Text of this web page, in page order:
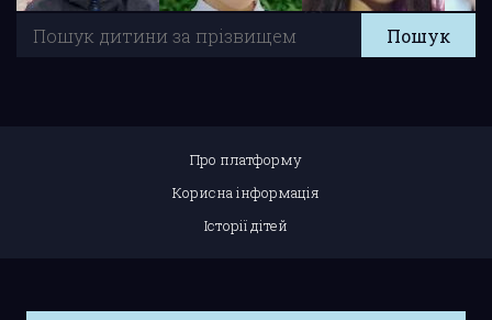
Про платформу
Корисна інформація
Історії дітей